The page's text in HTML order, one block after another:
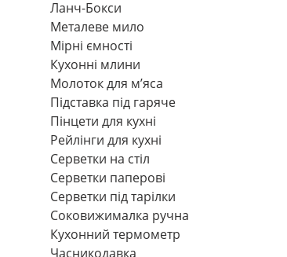
Ланч-Бокси
Металеве мило
Мірні ємності
Кухонні млини
Молоток для м’яса
Підставка під гаряче
Пінцети для кухні
Рейлінги для кухні
Серветки на стіл
Серветки паперові
Серветки під тарілки
Соковижималка ручна
Кухонний термометр
Часникодавка